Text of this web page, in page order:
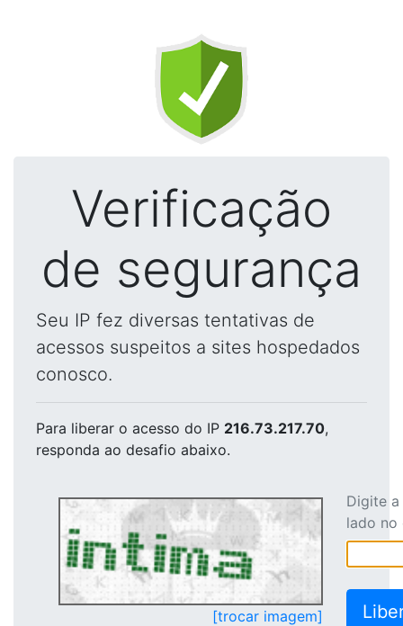
Verificação
de segurança
Seu IP fez diversas tentativas de
acessos suspeitos a sites hospedados
conosco.
Para liberar o acesso do IP 216.73.217.70,
responda ao desafio abaixo.
[trocar imagem]
Digite
lado no